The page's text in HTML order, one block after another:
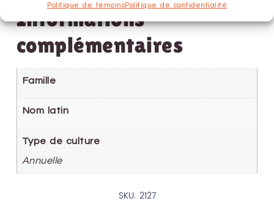
Politique de témoinsPolitique de confidentialité
Informations
complémentaires
Famille
Nom latin
Type de culture
Annuelle
SKU: 2127